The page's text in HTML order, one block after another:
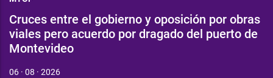
Cruces entre el gobierno y oposición por obras
viales pero acuerdo por dragado del puerto de
Montevideo
06 · 08 · 2026